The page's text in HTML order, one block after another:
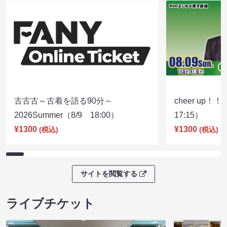
古古古～古着を語る90分～
2026Summer（8/9 18:00）
¥1300 (税込)
cheer up！
17:15）
¥1300 (税込)
サイトを閲覧する
ライブチケット